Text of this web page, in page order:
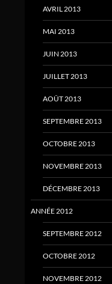
AVRIL 2013
MAI 2013
JUIN 2013
JUILLET 2013
AOÛT 2013
SEPTEMBRE 2013
OCTOBRE 2013
NOVEMBRE 2013
DÉCEMBRE 2013
ANNÉE 2012
SEPTEMBRE 2012
OCTOBRE 2012
NOVEMBRE 2012